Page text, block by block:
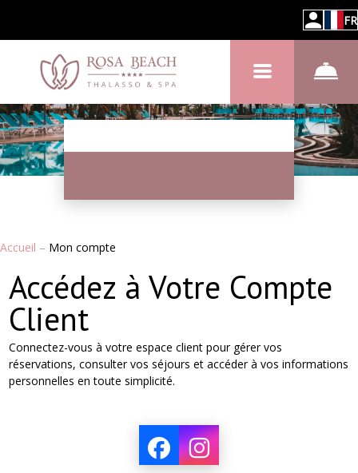
FR
Accueil – Mon compte
Accédez à Votre Compte
Client
Connectez-vous à votre espace client pour gérer vos
réservations, consulter vos séjours et accéder à vos informations
personnelles en toute simplicité.